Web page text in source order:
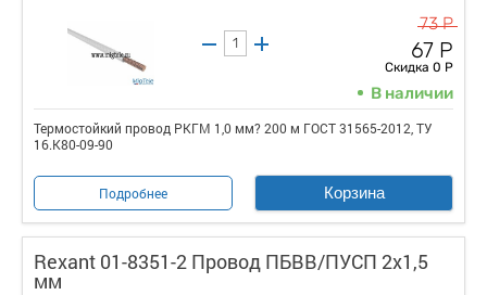
73 Р
67 Р
Скидка 0 Р
В наличии
Термостойкий провод РКГМ 1,0 мм? 200 м ГОСТ 31565-2012, ТУ
16.К80-09-90
Подробнее Корзина
Rexant 01-8351-2 Провод ПБВВ/ПУСП 2x1,5
мм